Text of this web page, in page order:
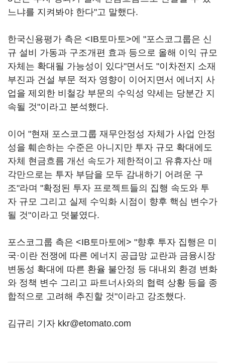
느냐를 지켜봐야 한다"고 말했다.
한국신용평가 측은 <IB토마토>에 "포스코그룹은 신
규 설비 가동과 구조개편 효과 등으로 올해 이익 규모
자체는 확대될 가능성이 있다"면서도 "이차전지 소재
부진과 건설 부문 적자 영향이 이어지면서 에너지 사
업을 제외한 비철강 부문의 수익성 약세는 당분간 지
속될 것"이라고 분석했다.
이어 "현재 포스코그룹 재무안정성 자체가 사업 안정
성을 훼손하는 수준은 아니지만 투자 규모 확대에도
자체 현금흐름 개선 속도가 제한적이고 유휴자산 매
각만으로는 투자 부담을 모두 감내하기 어려운 구
조"라며 "확정된 투자 프로젝트들의 집행 속도와 투
자 규모 그리고 실제 수익화 시점이 향후 핵심 변수가
될 것"이라고 덧붙였다.
포스코그룹 측은 <IB토마토에> "향후 투자 집행은 미
국·이란 전쟁에 따른 에너지 공급망 교란과 금융시장
변동성 확대에 따른 환율 불안정 등 대내외 환경 변화
와 정책 변수 그리고 파트너사와의 협력 상황 등을 종
합적으로 고려해 추진할 것"이라고 강조했다.
김규리 기자 kkr@etomato.com